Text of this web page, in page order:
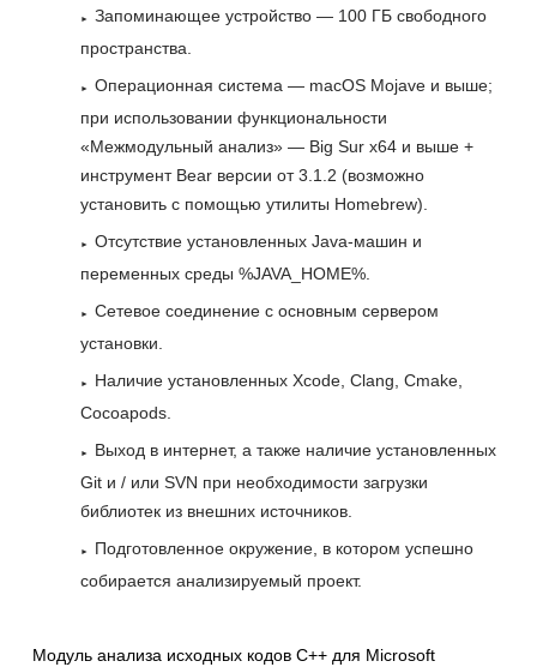
Запоминающее устройство — 100 ГБ свободного
пространства.
Операционная система — macOS Mojave и выше;
при использовании функциональности
«Межмодульный анализ» — Big Sur x64 и выше +
инструмент Bear версии от 3.1.2 (возможно
установить с помощью утилиты Homebrew).
Отсутствие установленных Java-машин и
переменных среды %JAVA_HOME%.
Сетевое соединение с основным сервером
установки.
Наличие установленных Xcode, Clang, Cmake,
Cocoapods.
Выход в интернет, а также наличие установленных
Git и / или SVN при необходимости загрузки
библиотек из внешних источников.
Подготовленное окружение, в котором успешно
собирается анализируемый проект.
Модуль анализа исходных кодов С++ для Microsoft